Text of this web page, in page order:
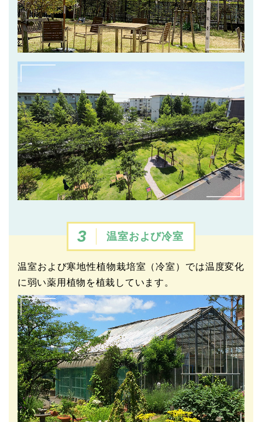
3 温室および冷室
温室および寒地性植物栽培室（冷室）では温度変化
に弱い薬用植物を植栽しています。